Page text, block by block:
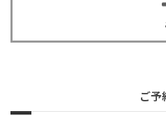
ご予